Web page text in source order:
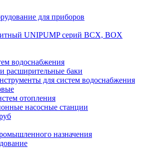
для приборов
UNIPUMP серий BCX, BOX
водоснабжения
расширительные баки
для систем водоснабжения
отопления
насосные станции
назначения